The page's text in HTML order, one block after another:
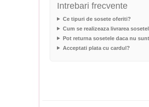
Intrebari frecvente
Ce tipuri de sosete oferiti?
Cum se realizeaza livrarea
Pot returna sosetele daca nu
Acceptati plata cu cardul?